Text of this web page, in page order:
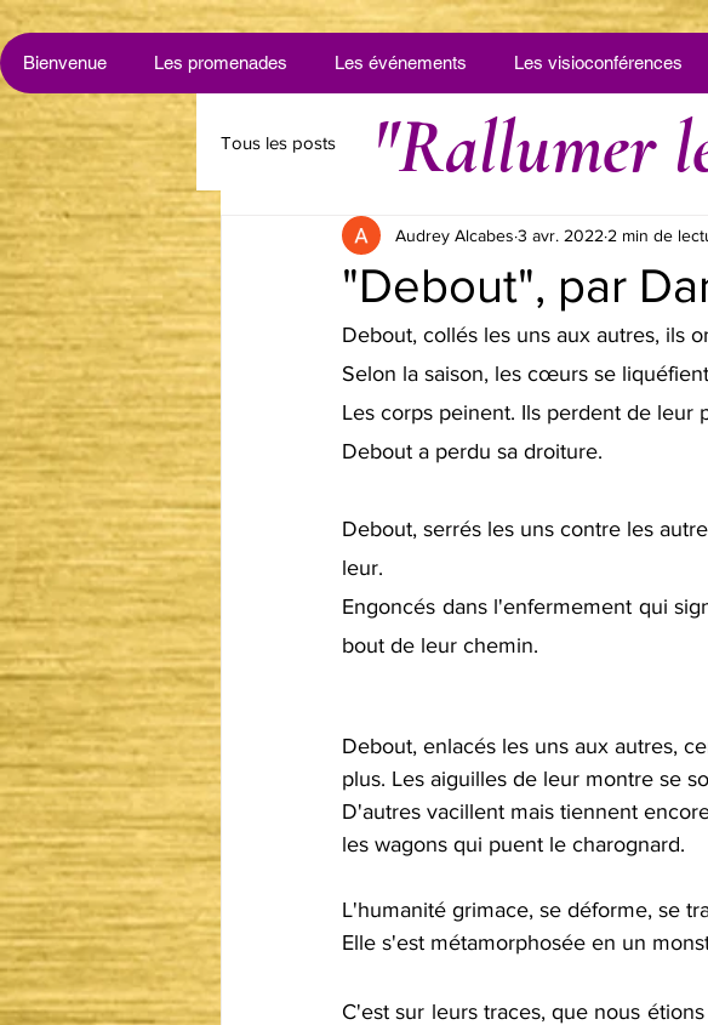
Bienvenue Les promenades Les événements Les visioconférences
Tous les posts
"Debout", par
Audrey Alcabes 3 avr. 2022 2 min de
Debout, collés les uns aux autres, ils
Selon la saison, les cœurs se
Les corps peinent. Ils perdent de leur
Debout a perdu sa droiture.
Debout, serrés les uns contre les
leur.
Engoncés dans l'enfermement qui
bout de leur chemin.
Debout, enlacés les uns aux autres,
plus. Les aiguilles de leur montre se
D'autres vacillent mais tiennent
les wagons qui puent le charognard.
L'humanité grimace, se déforme, se
Elle s'est métamorphosée en un
C'est sur leurs traces, que nous
"Rallumer